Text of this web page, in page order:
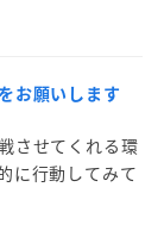
お願いします
させてくれる環
に行動してみて